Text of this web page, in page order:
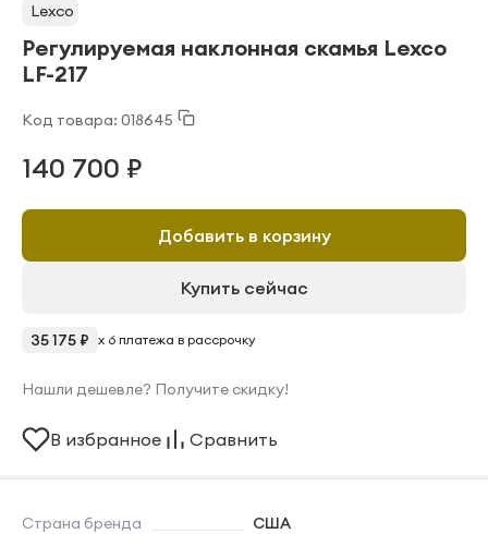
Lexco
Регулируемая наклонная скамья Lexco
LF-217
Код товара: 018645
Страна бренда США
140 700 ₽
Добавить в корзину
Купить сейчас
35 175 ₽ x 6 платежа в рассрочку
Нашли дешевле? Получите скидку!
В избранное Сравнить